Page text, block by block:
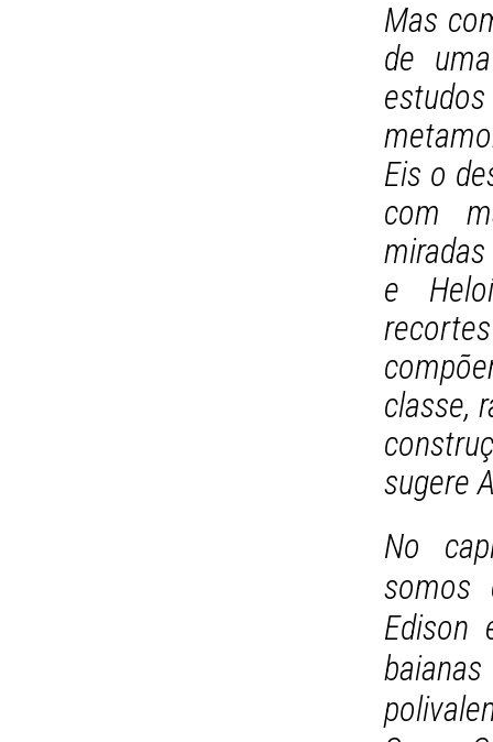
Mas
de
Eis o
com
e
classe,
sugere
No
somos
Edison